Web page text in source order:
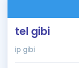
İngilizce
tel gibi
ip gibi